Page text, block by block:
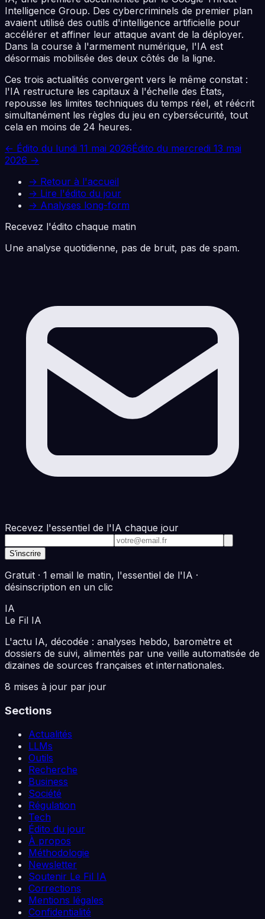
Intelligence Group. Des cybercriminels de premier plan
avaient utilisé des outils d'intelligence artificielle pour
accélérer et affiner leur attaque avant de la déployer.
Dans la course à l'armement numérique, l'IA est
désormais mobilisée des deux côtés de la ligne.
Ces trois actualités convergent vers le même constat :
l'IA restructure les capitaux à l'échelle des États,
repousse les limites techniques du temps réel, et réécrit
simultanément les règles du jeu en cybersécurité, tout
cela en moins de 24 heures.
← Édito du lundi 11 mai 2026Édito du mercredi 13 mai
2026 →
→ Retour à l'accueil
→ Lire l'édito du jour
→ Analyses long-form
Recevez l'édito chaque matin
Une analyse quotidienne, pas de bruit, pas de spam.
Recevez l'essentiel de l'IA chaque jour
Adresse e-mail
S'inscrire
Gratuit · 1 email le matin, l'essentiel de l'IA ·
désinscription en un clic
IA
Le Fil IA
L'actu IA, décodée : analyses hebdo, baromètre et
dossiers de suivi, alimentés par une veille automatisée de
dizaines de sources françaises et internationales.
8 mises à jour par jour
Sections
Actualités
LLMs
Outils
Recherche
Business
Société
Régulation
Tech
Édito du jour
À propos
Méthodologie
Newsletter
Soutenir Le Fil IA
Corrections
Mentions légales
Confidentialité